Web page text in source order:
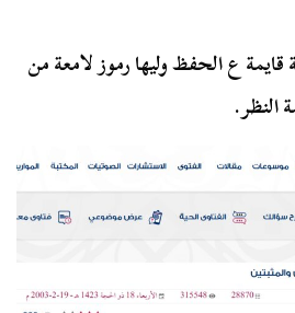
ع الحفظ وليها رموز لامعة من
النظر.